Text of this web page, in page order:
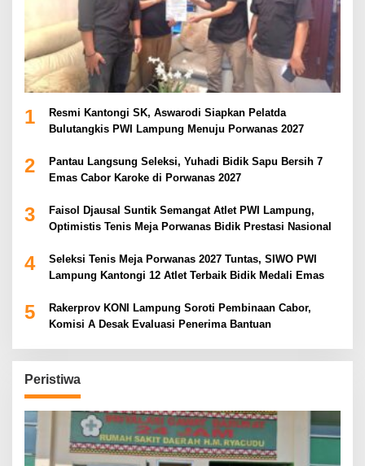
1
Resmi Kantongi SK, Aswarodi Siapkan Pelatda
Bulutangkis PWI Lampung Menuju Porwanas 2027
2
Pantau Langsung Seleksi, Yuhadi Bidik Sapu Bersih 7
Emas Cabor Karoke di Porwanas 2027
3
Faisol Djausal Suntik Semangat Atlet PWI Lampung,
Optimistis Tenis Meja Porwanas Bidik Prestasi Nasional
4
Seleksi Tenis Meja Porwanas 2027 Tuntas, SIWO PWI
Lampung Kantongi 12 Atlet Terbaik Bidik Medali Emas
5
Rakerprov KONI Lampung Soroti Pembinaan Cabor,
Komisi A Desak Evaluasi Penerima Bantuan
Peristiwa